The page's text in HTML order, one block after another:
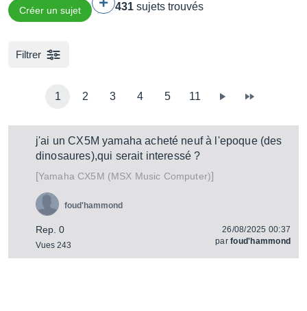
Créer un sujet 431 sujets trouvés
Filtrer
1 2 3 4 5 11
j'ai un CX5M yamaha acheté neuf à l'epoque (des
dinosaures),qui serait interessé ?
[Yamaha CX5M (MSX Music Computer)]
Rep. 0
Vues 243
foud'hammond
26/08/2025 00:37
parfoud'hammond